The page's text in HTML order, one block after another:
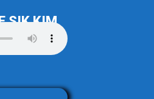
SIK KIM